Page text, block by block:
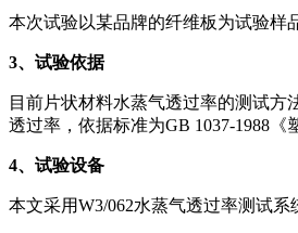
本次试验以某品牌的纤维板为试验样
3、试验依据
目前片状材料水蒸气透过率的测试
透过率，依据标准为GB 1037-1988《
4、试验设备
本文采用W3/062水蒸气透过率测试